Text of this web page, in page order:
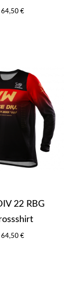
64,50 €
22 RBG
64,50 €